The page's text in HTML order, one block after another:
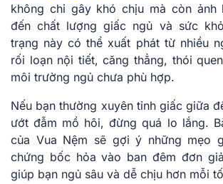
không chỉ gây khó chịu mà còn ảnh
đến chất lượng giấc ngủ và sức
trạng này có thể xuất phát từ nhiều
rối loạn nội tiết, căng thẳng, thói
môi trường ngủ chưa phù hợp.
Nếu bạn thường xuyên tỉnh giấc giữa
ướt đẫm mồ hôi, đừng quá lo lắng.
của Vua Nệm sẽ gợi ý những mẹo
chứng bốc hỏa vào ban đêm đơn
giúp bạn ngủ sâu và dễ chịu hơn mỗi